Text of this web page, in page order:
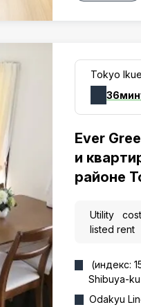
Tokyo
Ever
и
районе
Utility
listed rent
(индекс:
Shibuya-ku
Odakyu